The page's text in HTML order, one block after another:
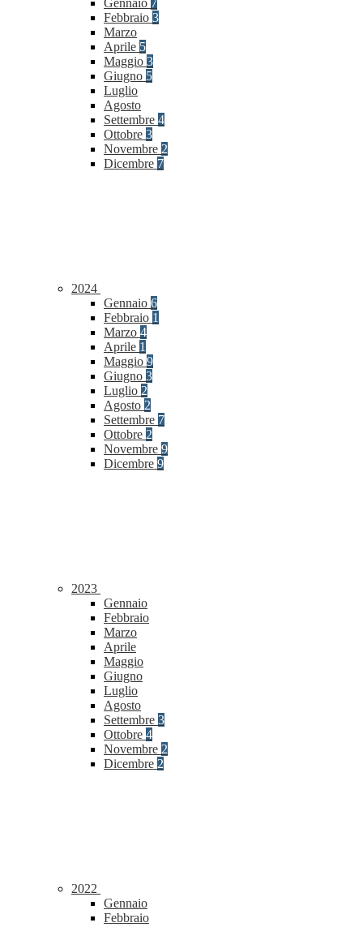
Gennaio 7
Febbraio 3
Marzo
Aprile 5
Maggio 3
Giugno 5
Luglio
Agosto
Settembre 4
Ottobre 3
Novembre 2
Dicembre 7
2024
Gennaio 6
Febbraio 1
Marzo 4
Aprile 1
Maggio 9
Giugno 3
Luglio 2
Agosto 2
Settembre 7
Ottobre 2
Novembre 9
Dicembre 9
2023
Gennaio
Febbraio
Marzo
Aprile
Maggio
Giugno
Luglio
Agosto
Settembre 3
Ottobre 4
Novembre 2
Dicembre 2
2022
Gennaio
Febbraio